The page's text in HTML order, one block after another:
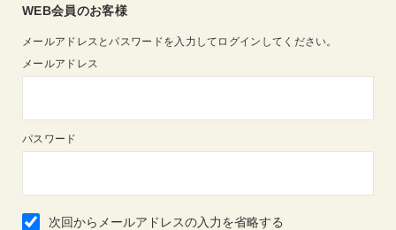
WEB会員のお客様
メールアドレスとパスワードを入力してログインしてください。
メールアドレス
パスワード
次回からメールアドレスの入力を省略する